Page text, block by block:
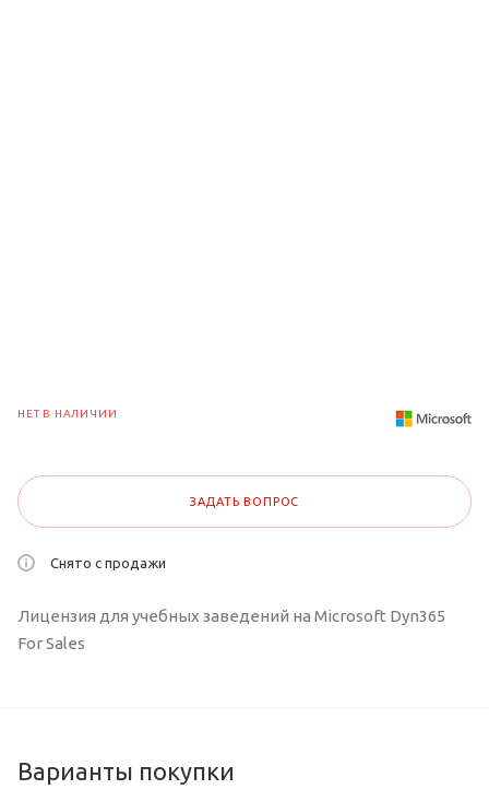
НЕТ В НАЛИЧИИ
ЗАДАТЬ ВОПРОС
Снято с продажи
Лицензия для учебных заведений на Microsoft Dyn365
For Sales
Варианты покупки